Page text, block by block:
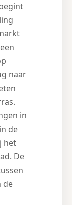
naar
in
de
het
De
de